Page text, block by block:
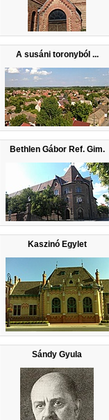
A susáni toronyból ...
Bethlen Gábor Ref. Gim.
Kaszinó Egylet
Sándy Gyula